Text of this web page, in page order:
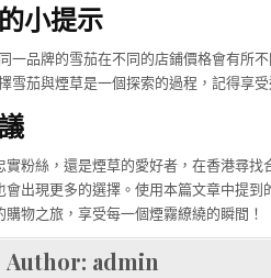
小提示
一品牌的雪茄在不同的店鋪價格會有所
雪茄與煙草是一個探索的過程，記得享
實粉絲，還是煙草的愛好者，在香港尋
會出現更多的選擇。使用本篇文章中提
物之旅，享受每一個煙霧繚繞的瞬間！
Author: admin